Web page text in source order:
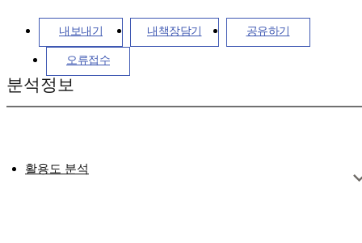
내보내기 내책장담기 공유하기
오류접수
분석정보
활용도 분석